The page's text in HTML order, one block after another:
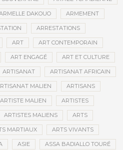
DAKOUO ARMEMENT
ARRESTATIONS
ART ART CONTEMPORAIN
ART ENGAGÉ ART ET CULTURE
ARTISANAT ARTISANAT AFRICAIN
MALIEN ARTISANS
ARTISTE MALIEN ARTISTES
ARTISTES MALIENS ARTS
MARTIAUX ARTS VIVANTS
ASIE ASSA BADIALLO TOURÉ